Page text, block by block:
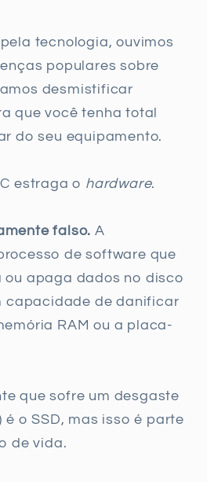
tecnologia, ouvimos
populares sobre
desmistificar
que você tenha total
do seu equipamento.
estraga o hardware.
falso. A
de software que
ou apaga dados no disco
capacidade de danificar
RAM ou a placa-
que sofre um desgaste
é o SSD, mas isso é parte
de vida.